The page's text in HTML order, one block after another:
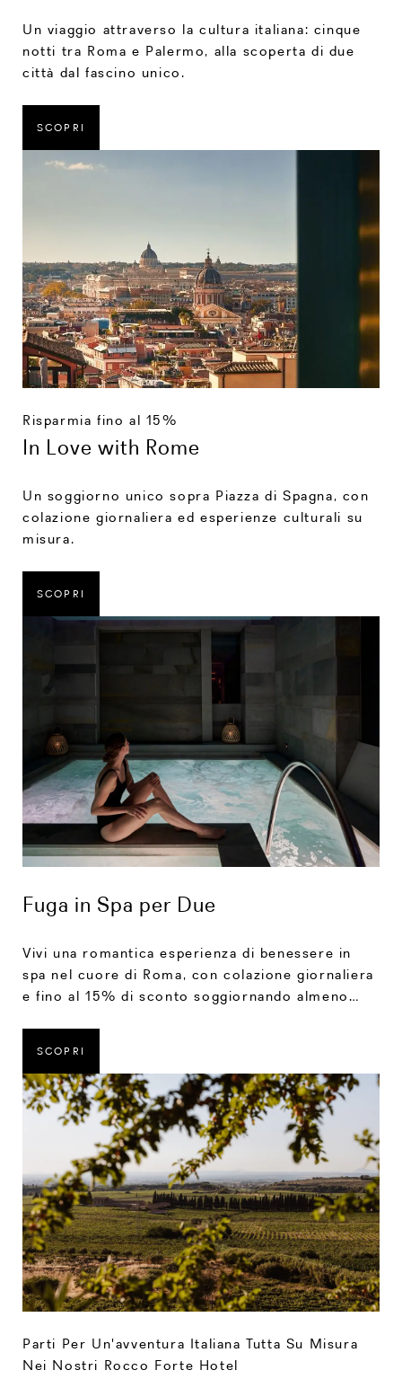
Un viaggio attraverso la cultura italiana: cinque
notti tra Roma e Palermo, alla scoperta di due
città dal fascino unico.
SCOPRI
Risparmia fino al 15%
In Love with Rome
Un soggiorno unico sopra Piazza di Spagna, con
colazione giornaliera ed esperienze culturali su
misura.
SCOPRI
Fuga in Spa per Due
Vivi una romantica esperienza di benessere in
spa nel cuore di Roma, con colazione giornaliera
e fino al 15% di sconto soggiornando almeno
SCOPRI
Parti Per Un'avventura Italiana Tutta Su Misura
Nei Nostri Rocco Forte Hotel